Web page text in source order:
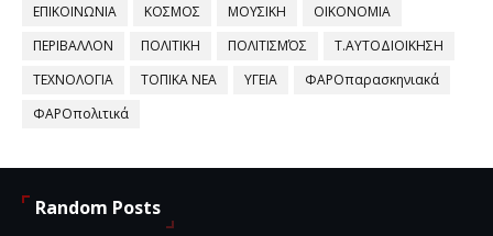
ΕΠΙΚΟΙΝΩΝΙΑ
ΚΟΣΜΟΣ ΜΟΥΣΙΚΗ
ΟΙΚΟΝΟΜΙΑ
ΠΕΡΙΒΑΛΛΟΝ
ΠΟΛΙΤΙΚΗ ΠΟΛΙΤΙΣΜΌΣ
Τ.ΑΥΤΟΔΙΟΙΚΗΣΗ
ΤΕΧΝΟΛΟΓΙΑ
ΤΟΠΙΚΑ ΝΕΑ ΥΓΕΙΑ
ΦΑΡΟπαρασκηνιακά
ΦΑΡΟπολιτικά
Random Posts